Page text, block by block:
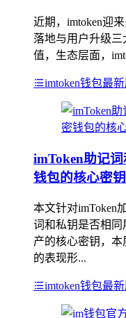
近期，imtoken迎
落地与用户升级三
值，生态层面，
imtoken钱包最
imToken助记
钱包的核心密钥
本文针对
词和私钥是否相
产的核心密钥，
的表现形...
imtoken钱包最